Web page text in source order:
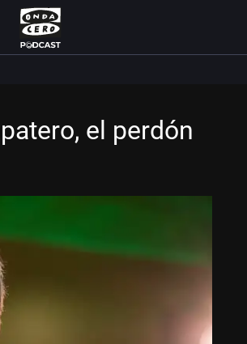
el perdón